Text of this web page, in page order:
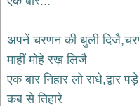
bhajans
गणेश
भजन
ganesh
bhajans
राम
अपनें चरणन की धुली
माहीं मोहे रख़ लिजै
एक बार निहार लो राधे,द्वार
कब से तिहारे